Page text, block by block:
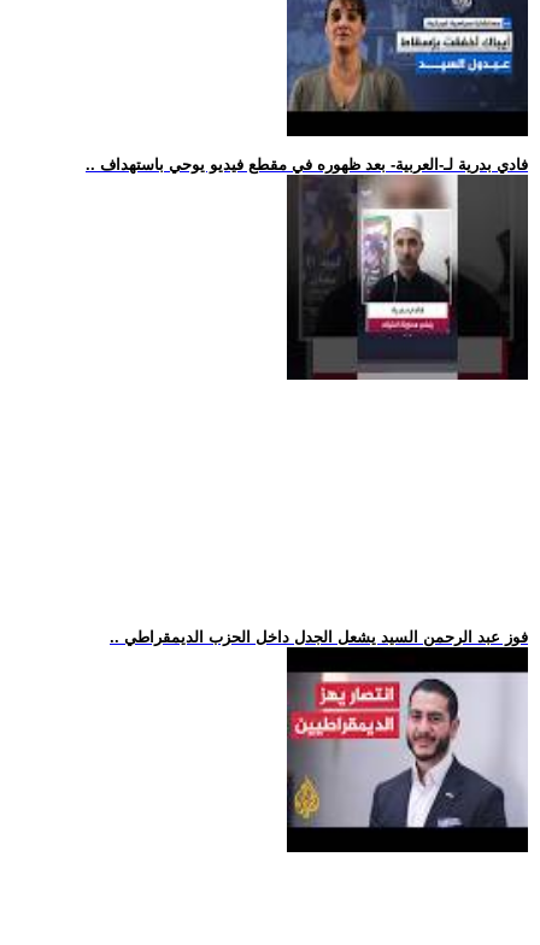
.. فادي بدرية لـ-العربية- بعد ظهوره في مقطع فيديو يوحي باستهداف
.. فوز عبد الرحمن السيد يشعل الجدل داخل الحزب الديمقراطي